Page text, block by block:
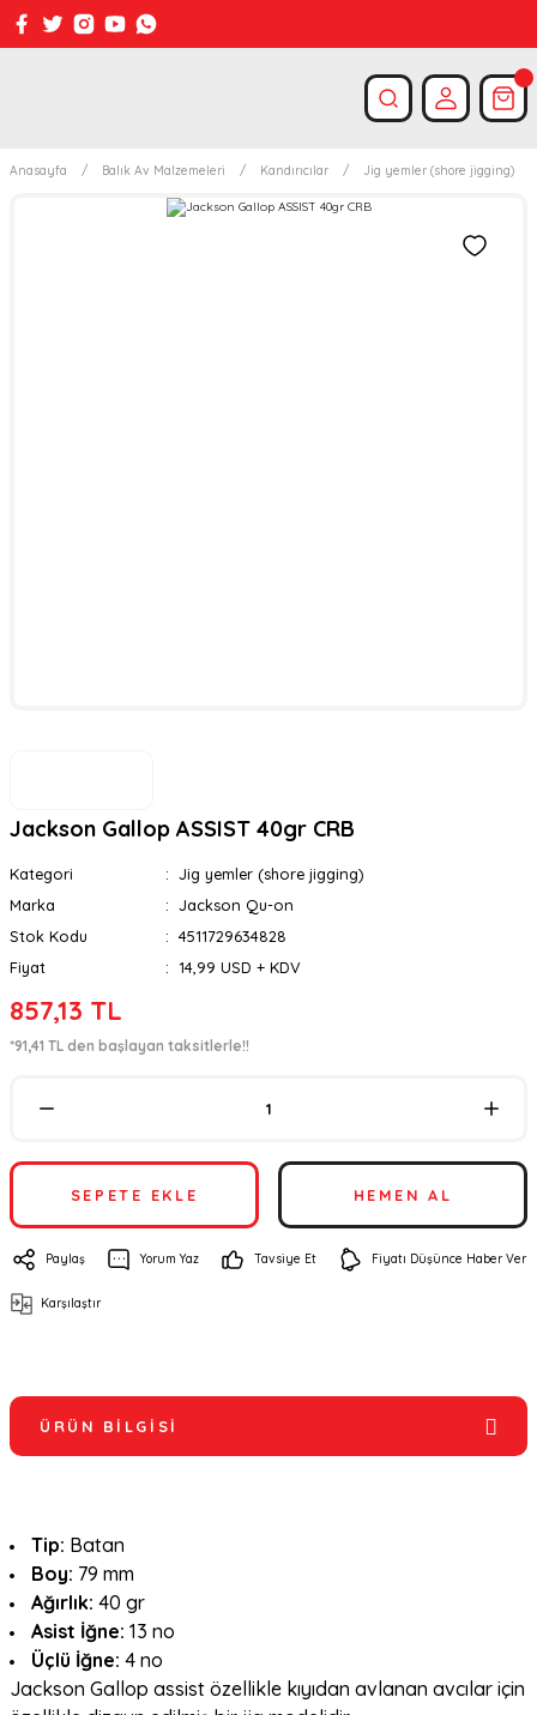
Anasayfa Balık Av Malzemeleri Kandırıcılar Jig yemler (shore jigging)
Jackson Gallop ASSIST 40gr CRB
Kategori
Jig yemler (shore jigging)
Marka
Jackson Qu-on
Stok Kodu
4511729634828
Fiyat
14,99 USD + KDV
857,13 TL
*91,41 TL den başlayan taksitlerle!!
SEPETE EKLE HEMEN AL
Paylaş Yorum Yaz Tavsiye Et Fiyatı Düşünce Haber Ver
Karşılaştır
ÜRÜN BILGISI
Tip: Batan
Boy: 79 mm
Ağırlık: 40 gr
Asist İğne: 13 no
Üçlü İğne: 4 no
Jackson Gallop assist özellikle kıyıdan avlanan avcılar için